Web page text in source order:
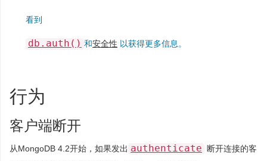
看到
db.auth() 和安全性 以获得更多信息。
行为
客户端断开
从MongoDB 4.2开始，如果发出 authenticate
断开连接的客